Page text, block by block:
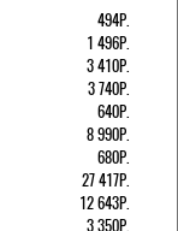
494Р.
1 496Р.
3 410Р.
3 740Р.
640Р.
8 990Р.
680Р.
27 417Р.
12 643Р.
3 350Р.